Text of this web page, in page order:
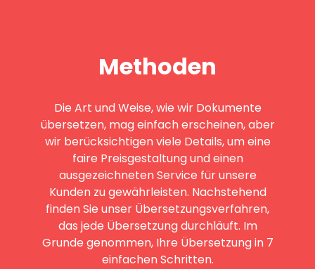
Methoden
Die Art und Weise, wie wir Dokumente
übersetzen, mag einfach erscheinen, aber
wir berücksichtigen viele Details, um eine
faire Preisgestaltung und einen
ausgezeichneten Service für unsere
Kunden zu gewährleisten. Nachstehend
finden Sie unser Übersetzungsverfahren,
das jede Übersetzung durchläuft. Im
Grunde genommen, Ihre Übersetzung in 7
einfachen Schritten.